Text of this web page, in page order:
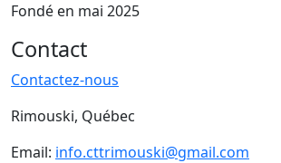
Fondé en mai 2025
Contact
Contactez-nous
Rimouski, Québec
Email: info.cttrimouski@gmail.com